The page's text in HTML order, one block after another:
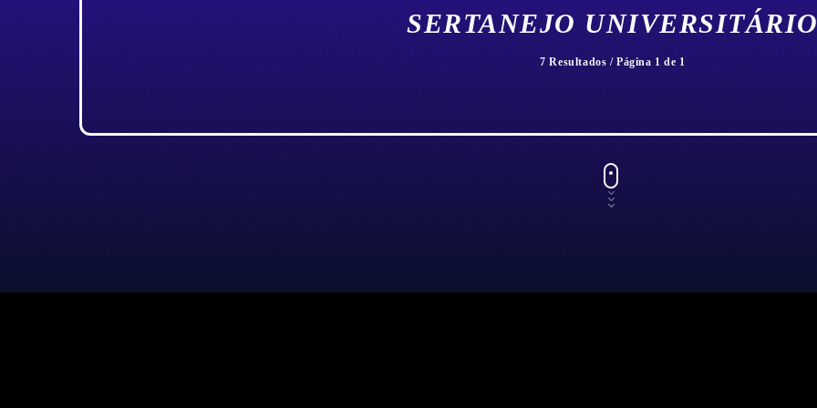
SERTANEJO
7 Resultados / Página 1 de 1